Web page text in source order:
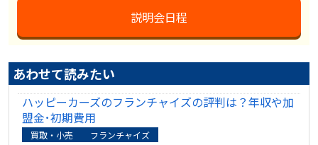
説明会日程
あわせて読みたい
ハッピーカーズのフランチャイズの評判は？年収や加
盟金･初期費用
買取・小売 フランチャイズ